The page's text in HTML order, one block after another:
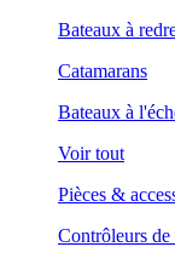
Bateaux à
Catamarans
Bateaux à
Voir tout
Pièces &
Contrôleurs de